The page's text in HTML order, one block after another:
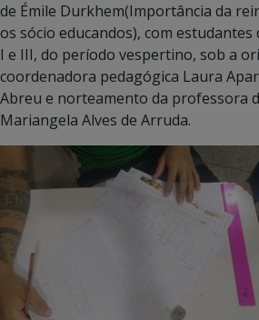
de Émile Durkhem(Importância da
os sócio educandos), com estudantes
I e III, do período vespertino, sob a
coordenadora pedagógica Laura
Abreu e norteamento da professora
Mariangela Alves de Arruda.